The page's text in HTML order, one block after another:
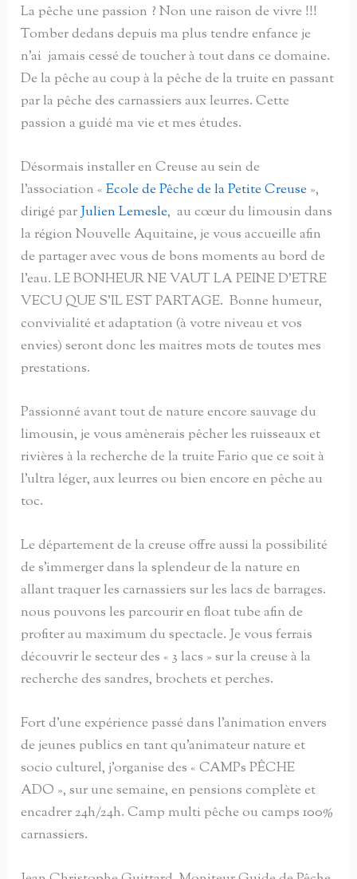
La pêche une passion ? Non une raison de vivre !!!
Tomber dedans depuis ma plus tendre enfance je
n’ai jamais cessé de toucher à tout dans ce domaine.
De la pêche au coup à la pêche de la truite en passant
par la pêche des carnassiers aux leurres. Cette
passion a guidé ma vie et mes études.
Désormais installer en Creuse au sein de
l’association «Ecole de Pêche de la Petite Creuse »,
dirigé parJulien Lemesle, au cœur du limousin dans
la région Nouvelle Aquitaine, je vous accueille afin
de partager avec vous de bons moments au bord de
l’eau. LE BONHEUR NE VAUT LA PEINE D’ETRE
VECU QUE S’IL EST PARTAGE. Bonne humeur,
convivialité et adaptation (à votre niveau et vos
envies) seront donc les maitres mots de toutes mes
prestations.
Passionné avant tout de nature encore sauvage du
limousin, je vous amènerais pêcher les ruisseaux et
rivières à la recherche de la truite Fario que ce soit à
l’ultra léger, aux leurres ou bien encore en pêche au
toc.
Le département de la creuse offre aussi la possibilité
de s’immerger dans la splendeur de la nature en
allant traquer les carnassiers sur les lacs de barrages.
nous pouvons les parcourir en float tube afin de
profiter au maximum du spectacle. Je vous ferrais
découvrir le secteur des « 3 lacs » sur la creuse à la
recherche des sandres, brochets et perches.
Fort d’une expérience passé dans l’animation envers
de jeunes publics en tant qu’animateur nature et
socio culturel, j’organise des « CAMPs PÊCHE
ADO », sur une semaine, en pensions complète et
encadrer 24h/24h. Camp multi pêche ou camps 100%
carnassiers.